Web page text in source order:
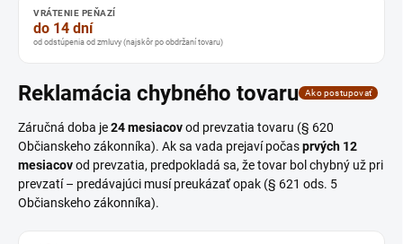
VRÁTENIE PEŇAZÍ
do 14 dní
od odstúpenia od zmluvy (najskôr po obdržaní tovaru)
Reklamácia chybného tovaru Ako postupovať
Záručná doba je24 mesiacovod prevzatia tovaru (§ 620
Občianskeho zákonníka). Ak sa vada prejaví počasprvých 12
mesiacovod prevzatia, predpokladá sa, že tovar bol chybný už pri
prevzatí – predávajúci musí preukázať opak (§ 621 ods. 5
Občianskeho zákonníka).